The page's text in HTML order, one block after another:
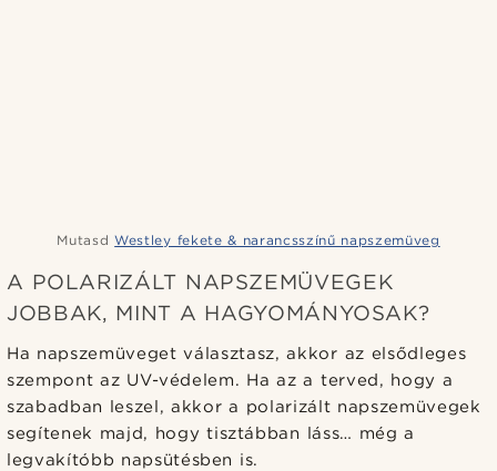
Mutasd Westley fekete & narancsszínű napszemüveg
A POLARIZÁLT NAPSZEMÜVEGEK
JOBBAK, MINT A HAGYOMÁNYOSAK?
Ha napszemüveget választasz, akkor az elsődleges
szempont az UV-védelem. Ha az a terved, hogy a
szabadban leszel, akkor a polarizált napszemüvegek
segítenek majd, hogy tisztábban láss… még a
legvakítóbb napsütésben is.